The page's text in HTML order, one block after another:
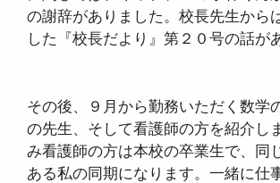
の謝辞がありました。校長先生から
した『校長だより』第２０号の話が
その後、９月から勤務いただく数学
の先生、そして看護師の方を紹介し
み看護師の方は本校の卒業生で、同
ある私の同期になります。一緒に仕